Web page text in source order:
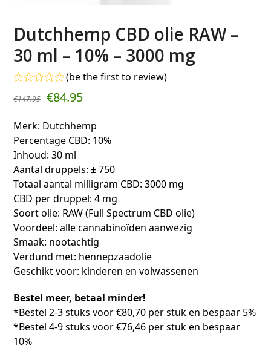
Dutchhemp CBD olie RAW –
30 ml – 10% – 3000 mg
Gewaardeerd
0
5
(be the first to review)
€147.95 €84.95
Merk: Dutchhemp
Percentage CBD: 10%
Inhoud: 30 ml
Aantal druppels: ± 750
Totaal aantal milligram CBD: 3000 mg
CBD per druppel: 4 mg
Soort olie: RAW (Full Spectrum CBD olie)
Voordeel: alle cannabinoïden aanwezig
Smaak: nootachtig
Verdund met: hennepzaadolie
Geschikt voor: kinderen en volwassenen
Bestel meer, betaal minder!
*Bestel 2-3 stuks voor €80,70 per stuk en bespaar 5%
*Bestel 4-9 stuks voor €76,46 per stuk en bespaar
10%